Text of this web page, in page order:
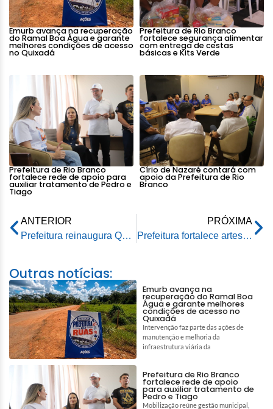
Emurb avança na recuperação
do Ramal Boa Água e garante
melhores condições de acesso
no Quixadá
Prefeitura de Rio Branco
fortalece segurança alimentar
com entrega de cestas
básicas e Kits Verde
Prefeitura de Rio Branco
fortalece rede de apoio para
auxiliar tratamento de Pedro e
Tiago
Círio de Nazaré contará com
apoio da Prefeitura de Rio
Branco
ANTERIOR
Prefeitura reinaugura Quadra Poliesportiva José Bezerra dos Santos, na Vila Jerusalém
PRÓXIMA
Prefeitura fortalece artesanato local e amplia oportunidades para pequenos empreendedores com o Contrata Mais Rio Branco
Outras notícias:
Emurb avança na
recuperação do Ramal Boa
Água e garante melhores
condições de acesso no
Quixadá
Intervenção faz parte das ações de
manutenção e melhoria da
infraestrutura viária da
Prefeitura de Rio Branco
fortalece rede de apoio
para auxiliar tratamento de
Pedro e Tiago
Mobilização reúne gestão municipal,